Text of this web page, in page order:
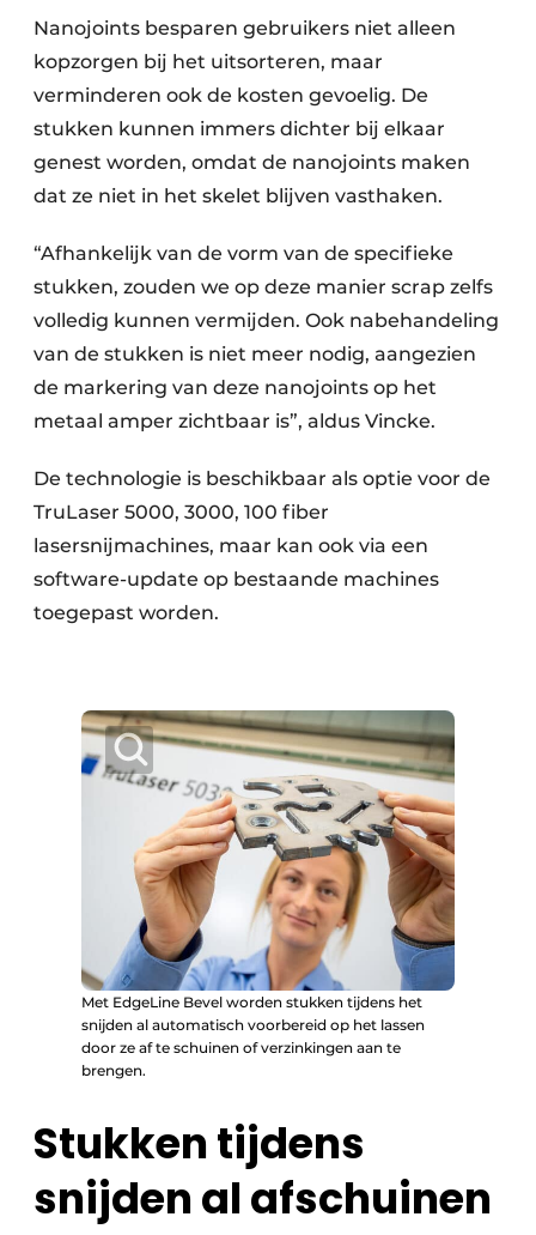
Nanojoints besparen gebruikers niet alleen
kopzorgen bij het uitsorteren, maar
verminderen ook de kosten gevoelig. De
stukken kunnen immers dichter bij elkaar
genest worden, omdat de nanojoints maken
dat ze niet in het skelet blijven vasthaken.
“Afhankelijk van de vorm van de specifieke
stukken, zouden we op deze manier scrap zelfs
volledig kunnen vermijden. Ook nabehandeling
van de stukken is niet meer nodig, aangezien
de markering van deze nanojoints op het
metaal amper zichtbaar is”, aldus Vincke.
De technologie is beschikbaar als optie voor de
TruLaser 5000, 3000, 100 fiber
lasersnijmachines, maar kan ook via een
software-update op bestaande machines
toegepast worden.
Met EdgeLine Bevel worden stukken tijdens het
snijden al automatisch voorbereid op het lassen
door ze af te schuinen of verzinkingen aan te
brengen.
Stukken tijdens
snijden al afschuinen